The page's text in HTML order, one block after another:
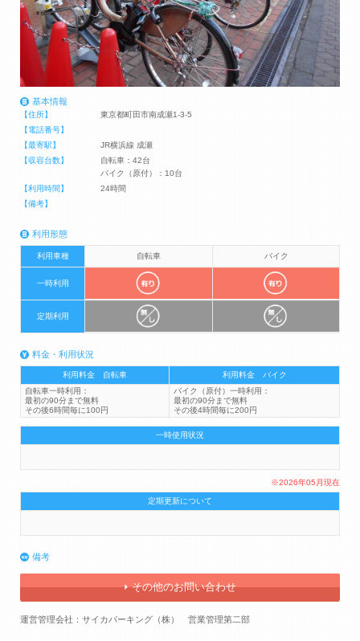
基本情報
【住所】
東京都町田市南成瀬1-3-5
【電話番号】
【最寄駅】
JR横浜線 成瀬
【収容台数】
自転車：42台
バイク（原付）：10台
【利用時間】
24時間
【備考】
利用形態
利用車種 自転車 バイク
一時利用
定期利用
料金・利用状況
利用料金 自転車
利用料金 バイク
自転車一時利用：
最初の90分まで無料
その後6時間毎に100円
バイク（原付）一時利用：
最初の90分まで無料
その後4時間毎に200円
一時使用状況
※2026年05月現在
定期更新について
備考
その他のお問い合わせ
運営管理会社：サイカパーキング（株） 営業管理第二部